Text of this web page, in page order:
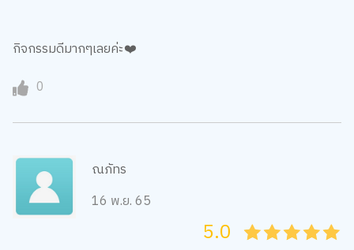
กิจกรรมดีมากๆเลยค่ะ❤️
0
ณภัทร
16 พ.ย. 65
45
4
35
3
25
2
15
1
05
5.0